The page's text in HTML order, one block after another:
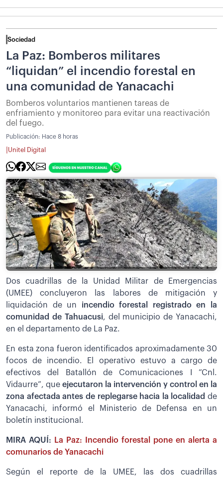
Sociedad
La Paz: Bomberos militares
“liquidan” el incendio forestal en
una comunidad de Yanacachi
Bomberos voluntarios mantienen tareas de
enfriamiento y monitoreo para evitar una reactivación
del fuego.
Publicación: Hace 8 horas
Unitel Digital
Dos cuadrillas de la Unidad Militar de Emergencias
(UMEE) concluyeron las labores de mitigación y
liquidación de un incendio forestal registrado en la
comunidad de Tahuacusi, del municipio de Yanacachi,
en el departamento de La Paz.
En esta zona fueron identificados aproximadamente 30
focos de incendio. El operativo estuvo a cargo de
efectivos del Batallón de Comunicaciones I “Cnl.
Vidaurre”, que ejecutaron la intervención y control en la
zona afectada antes de replegarse hacia la localidad de
Yanacachi, informó el Ministerio de Defensa en un
boletín institucional.
MIRA AQUÍ:
La Paz: Incendio forestal pone en alerta a
comunarios de Yanacachi
Según el reporte de la UMEE, las dos cuadrillas